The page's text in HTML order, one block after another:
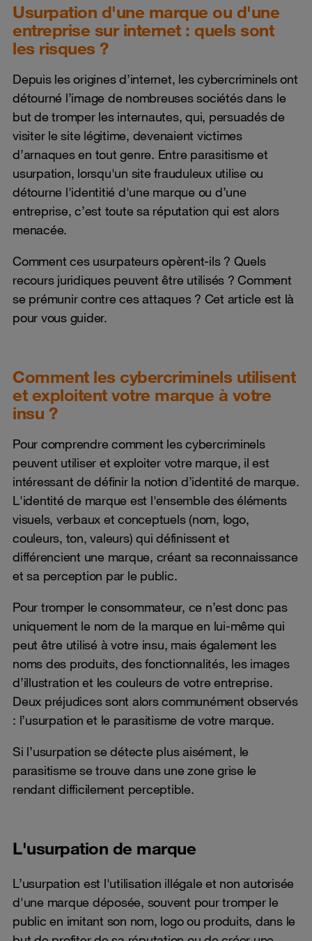
Usurpation d'une marque ou d'une
entreprise sur internet : quels sont
les risques ?
Depuis les origines d’internet, les cybercriminels ont
détourné l’image de nombreuses sociétés dans le
but de tromper les internautes, qui, persuadés de
visiter le site légitime, devenaient victimes
d’arnaques en tout genre. Entre parasitisme et
usurpation, lorsqu'un site frauduleux utilise ou
détourne l'identitié d'une marque ou d’une
entreprise, c’est toute sa réputation qui est alors
menacée.
Comment ces usurpateurs opèrent-ils ? Quels
recours juridiques peuvent être utilisés ? Comment
se prémunir contre ces attaques ? Cet article est là
pour vous guider.
Comment les cybercriminels utilisent
et exploitent votre marque à votre
insu ?
Pour comprendre comment les cybercriminels
peuvent utiliser et exploiter votre marque, il est
intéressant de définir la notion d’identité de marque.
L'identité de marque est l'ensemble des éléments
visuels, verbaux et conceptuels (nom, logo,
couleurs, ton, valeurs) qui définissent et
différencient une marque, créant sa reconnaissance
et sa perception par le public.
Pour tromper le consommateur, ce n’est donc pas
uniquement le nom de la marque en lui-même qui
peut être utilisé à votre insu, mais également les
noms des produits, des fonctionnalités, les images
d’illustration et les couleurs de votre entreprise.
Deux préjudices sont alors communément observés
: l’usurpation et le parasitisme de votre marque.
Si l’usurpation se détecte plus aisément, le
parasitisme se trouve dans une zone grise le
rendant difficilement perceptible.
L'usurpation de marque
L’usurpation est l'utilisation illégale et non autorisée
d'une marque déposée, souvent pour tromper le
public en imitant son nom, logo ou produits, dans le